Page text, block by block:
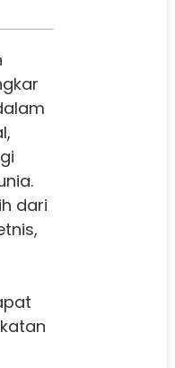
dari